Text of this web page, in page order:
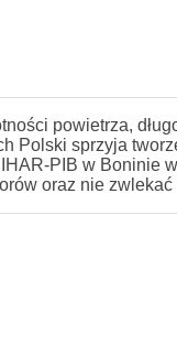
powietrza,
Polski sprzyja
PIB w Boninie
oraz nie zwlekać